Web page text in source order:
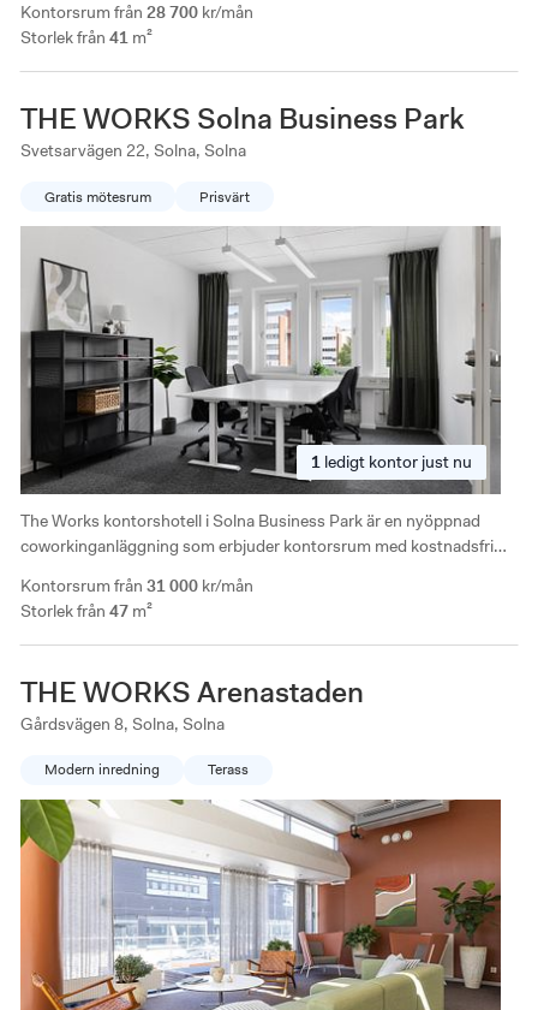
Kontorsrum från 28 700 kr/mån
Storlek från 41 m²
nätverka med ett flertal företag inom olika branscher.
THE WORKS Solna Business Park
Svetsarvägen 22, Solna, Solna
Gratis mötesrum Prisvärt
1 ledigt kontor just nu
Kontorsrum från 31 000 kr/mån
Storlek från 47 m²
The Works kontorshotell i Solna Business Park är en nyöppnad
coworkinganläggning som erbjuder kontorsrum med kostnadsfri
in till centrala Stockholm.
THE WORKS Arenastaden
Gårdsvägen 8, Solna, Solna
Modern inredning Terass